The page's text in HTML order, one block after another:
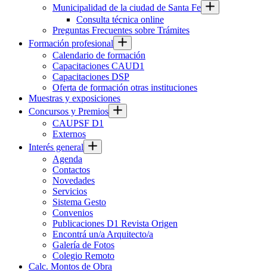
Municipalidad de la ciudad de Santa Fe
Consulta técnica online
Preguntas Frecuentes sobre Trámites
Formación profesional
Calendario de formación
Capacitaciones CAUD1
Capacitaciones DSP
Oferta de formación otras instituciones
Muestras y exposiciones
Concursos y Premios
CAUPSF D1
Externos
Interés general
Agenda
Contactos
Novedades
Servicios
Sistema Gesto
Convenios
Publicaciones D1 Revista Origen
Encontrá un/a Arquitecto/a
Galería de Fotos
Colegio Remoto
Calc. Montos de Obra